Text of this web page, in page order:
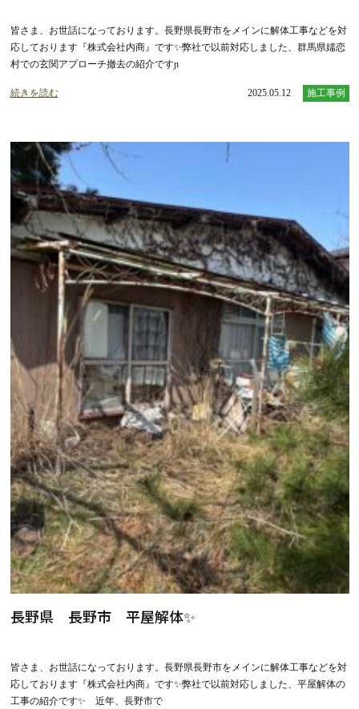
皆さま、お世話になっております。長野県長野市をメインに解体工事などを対
応しております『株式会社内商』です✨弊社で以前対応しました、群馬県嬬恋
村での玄関アプローチ撤去の紹介ですɲ
続きを読む 2025.05.12 施工事例
長野県 長野市 平屋解体✨
皆さま、お世話になっております。長野県長野市をメインに解体工事などを対
応しております『株式会社内商』です✨弊社で以前対応しました、平屋解体の
工事の紹介です✨ 近年、長野市で